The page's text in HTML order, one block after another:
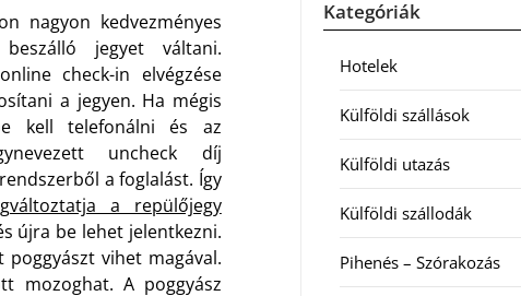
nagyon kedvezményes
jegyet váltani.
check-in elvégzése
a jegyen. Ha mégis
kell telefonálni és az
uncheck díj
a foglalást. Így
a repülőjegy
újra be lehet jelentkezni.
vihet magával.
mozoghat. A poggyász
Kategóriák
Hotelek
Külföldi szállások
Külföldi utazás
Külföldi szállodák
Pihenés – Szórakozás